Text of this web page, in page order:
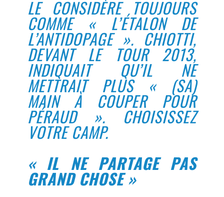
LE CONSIDÈRE TOUJOURS
COMME « L’ÉTALON DE
L’ANTIDOPAGE ». CHIOTTI,
DEVANT LE TOUR 2013,
INDIQUAIT QU’IL NE
METTRAIT PLUS « (SA)
MAIN À COUPER POUR
PÉRAUD ». CHOISISSEZ
VOTRE CAMP.
« IL NE PARTAGE PAS
GRAND CHOSE »